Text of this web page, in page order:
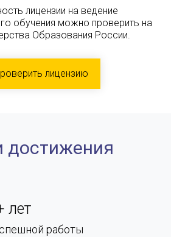
лицензии на ведение
обучения можно проверить на
Образования России.
лицензию
достижения
лет
работы